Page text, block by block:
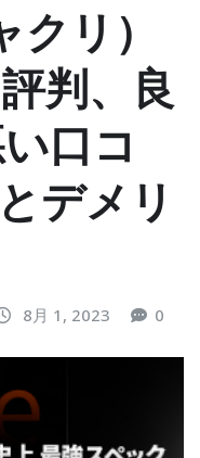
リ）
判、良
口コ
デメリ
8月 1, 2023 0